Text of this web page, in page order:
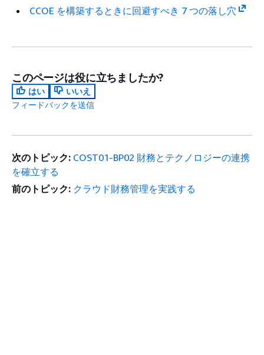
CCOE を構築するときに回避すべき 7 つの落し穴
このページは役に立ちましたか?
はい
いいえ
フィードバックを送信
次のトピック: COST01-BP02 財務とテクノロジーの連携
を確立する
前のトピック: クラウド財務管理を実践する